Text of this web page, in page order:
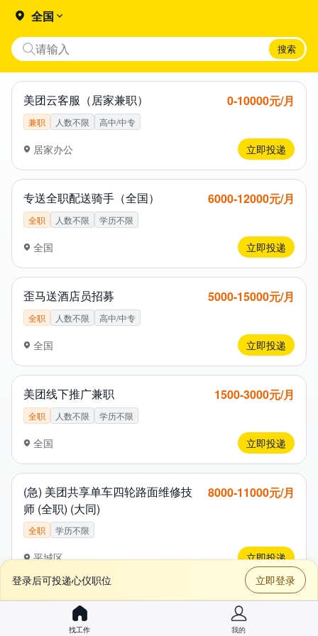
全国
搜索
美团云客服（居家兼职） 0​-1​0​0​0​0​元/月
兼职 人数不限 高中/中专
居家办公 立即投递
专送全职配送骑手（全国） 6​0​0​0​-1​2​0​0​0​元/月
全职 人数不限 学历不限
全国 立即投递
歪马送酒店员招募 5​0​0​0​-1​5​0​0​0​元/月
全职 人数不限 高中/中专
全国 立即投递
美团线下推广兼职 1​5​0​0​-3​0​0​0​元/月
全职 人数不限 学历不限
全国 立即投递
(急) 美团共享单车四轮路面维修技
师 (全职) (大同)
8​0​0​0​-1​1​0​0​0​元/月
全职 学历不限
平城区 立即投递
(急) 美团共享单车两轮路面维修技师
(全职) (大同)
5​5​0​0​-7​5​0​0​元/月
登录后可投递心仪职位 立即登录
找工作 我的